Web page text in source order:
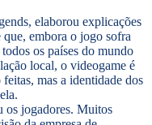
elaborou explicações
embora o jogo sofra
os países do mundo
local, o videogame é
mas a identidade dos
os jogadores. Muitos